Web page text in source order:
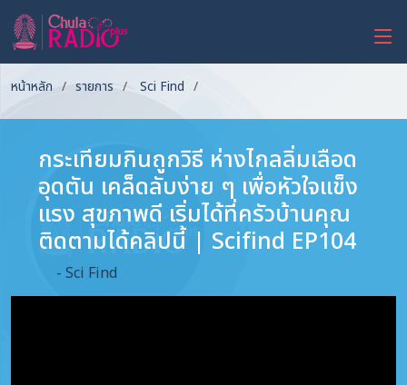
หน้าหลัก รายการ Sci Find
กระเทียมกินถูกวิธี ห่างไกลลิ่มเลือด
อุดตัน เคล็ดลับง่าย ๆ เพื่อหัวใจแข็ง
แรง สุขภาพดี เริ่มได้ที่ครัวบ้านคุณ
ติดตามได้คลิปนี้ | Scifind EP104
- Sci Find